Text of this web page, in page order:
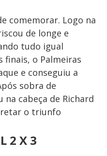
comemorar. Logo na
de longe e
tudo igual
finais, o Palmeiras
e conseguiu a
sobra de
cabeça de Richard
o triunfo
2 X 3